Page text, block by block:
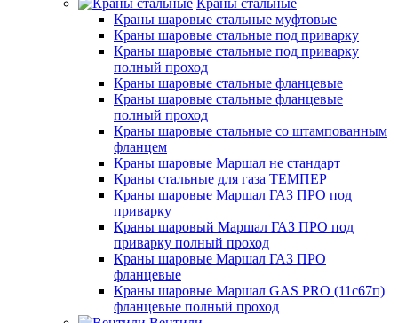
Краны шаровые стальные муфтовые
Краны шаровые стальные под приварку
Краны шаровые стальные под приварку
полный проход
Краны шаровые стальные фланцевые
Краны шаровые стальные фланцевые
полный проход
Краны шаровые стальные со штампованным
фланцем
Краны шаровые Маршал не стандарт
Краны стальные для газа ТЕМПЕР
Краны шаровые Маршал ГАЗ ПРО под
приварку
Краны шаровый Маршал ГАЗ ПРО под
приварку полный проход
Краны шаровые Маршал ГАЗ ПРО
фланцевые
Краны шаровые Маршал GAS PRO (11с67п)
фланцевые полный проход